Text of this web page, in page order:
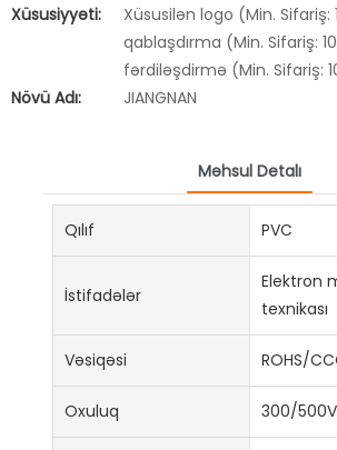
Xüsusiyyəti:
Xüsusilən logo (Min. Sifariş:
qablaşdırma (Min. Sifariş:
fərdiləşdirmə (Min. Sifariş:
Növü Adı:
JIANGNAN
Məhsul Detalı
Qılıf PVC
İstifadələr
Elektron
texnikası
Vəsiqəsi ROHS/
Oxuluq 300/500V